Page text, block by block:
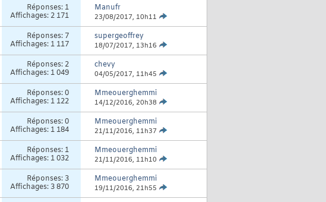
Réponses: 1
Affichages: 2 171
Manufr
23/08/2017, 10h11
Réponses: 7
Affichages: 1 117
supergeoffrey
18/07/2017, 13h16
Réponses: 2
Affichages: 1 049
chevy
04/05/2017, 11h45
Réponses:0
Affichages: 1 122
Mmeouerghemmi
14/12/2016, 20h38
Réponses:0
Affichages: 1 184
Mmeouerghemmi
21/11/2016, 11h37
Réponses: 1
Affichages: 1 032
Mmeouerghemmi
21/11/2016, 11h10
Réponses: 3
Affichages: 3 870
Mmeouerghemmi
19/11/2016, 21h55